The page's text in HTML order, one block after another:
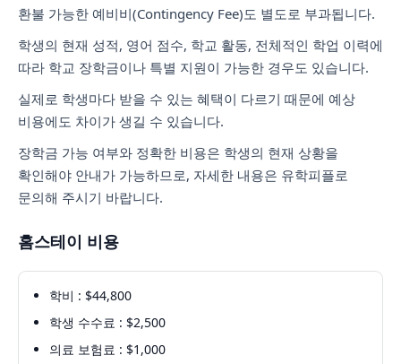
환불 가능한 예비비(Contingency Fee)도 별도로 부과됩니다.
학생의 현재 성적, 영어 점수, 학교 활동, 전체적인 학업 이력에
따라 학교 장학금이나 특별 지원이 가능한 경우도 있습니다.
실제로 학생마다 받을 수 있는 혜택이 다르기 때문에 예상
비용에도 차이가 생길 수 있습니다.
장학금 가능 여부와 정확한 비용은 학생의 현재 상황을
확인해야 안내가 가능하므로, 자세한 내용은 유학피플로
문의해 주시기 바랍니다.
홈스테이 비용
학비 : $44,800
학생 수수료 : $2,500
의료 보험료 : $1,000